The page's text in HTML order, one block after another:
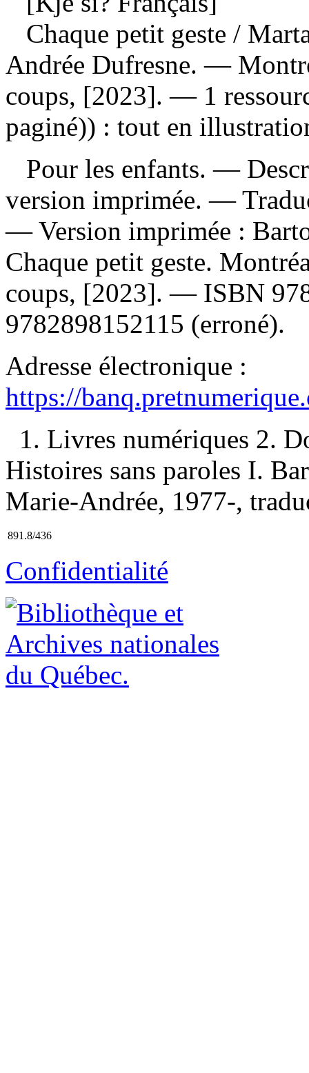
Chaque petit geste /
Andrée Dufresne. —
coups, [2023]. — 1
paginé)) : tout en
Pour les enfants. —
version imprimée. —
—Version imprimée :
Chaque petit geste.
coups, [2023]. — ISBN
9782898152115 (erroné).
Adresse électronique :
https://
1. Livres numériques 2.
Histoires sans paroles I.
Marie-Andrée, 1977-,
891.8/436
Confidentialité